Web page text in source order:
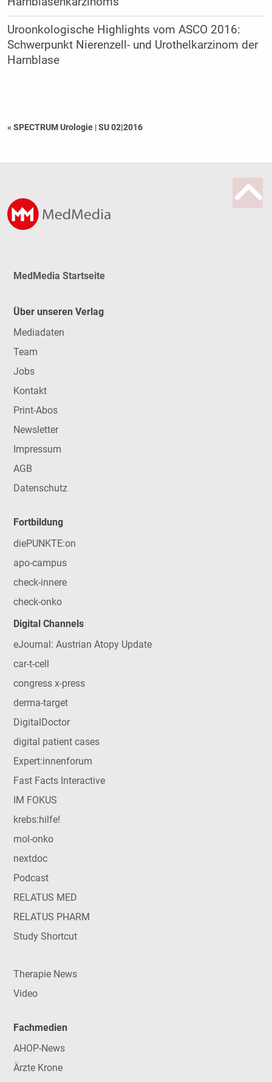
Uroonkologische Highlights vom ASCO 2016:
Schwerpunkt Nierenzell- und Urothelkarzinom der
Harnblase
« SPECTRUM Urologie |SU 02|2016
MedMedia Startseite
Über unseren Verlag
Mediadaten
Team
Jobs
Kontakt
Print-Abos
Newsletter
Impressum
AGB
Datenschutz
Fortbildung
diePUNKTE:on
apo-campus
check-innere
check-onko
Digital Channels
eJournal: Austrian Atopy Update
car-t-cell
congress x-press
derma-target
DigitalDoctor
digital patient cases
Expert:innenforum
Fast Facts Interactive
IM FOKUS
krebs:hilfe!
mol-onko
nextdoc
Podcast
RELATUS MED
RELATUS PHARM
Study Shortcut
Therapie News
Video
Fachmedien
AHOP-News
Ärzte Krone